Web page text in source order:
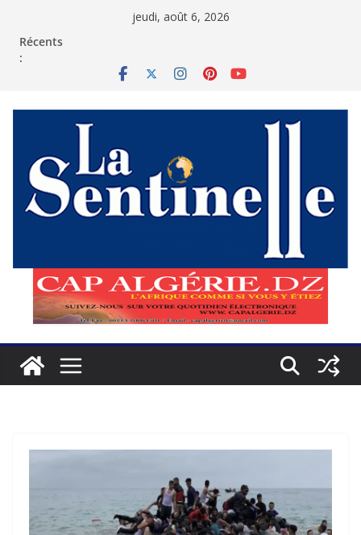
jeudi, août 6, 2026
Récents
: